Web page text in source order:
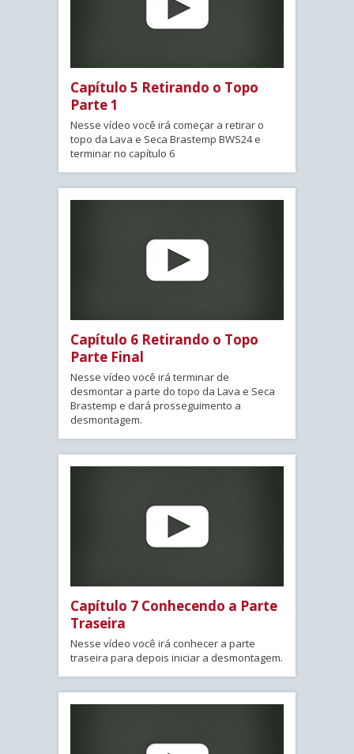
Capítulo 5 Retirando o Topo
Parte 1
Nesse vídeo você irá começar a retirar o
topo da Lava e Seca Brastemp BWS24 e
terminar no capítulo 6
Capítulo 6 Retirando o Topo
Parte Final
Nesse vídeo você irá terminar de
desmontar a parte do topo da Lava e Seca
Brastemp e dará prosseguimento a
desmontagem.
Capítulo 7 Conhecendo a Parte
Traseira
Nesse vídeo você irá conhecer a parte
traseira para depois iniciar a desmontagem.